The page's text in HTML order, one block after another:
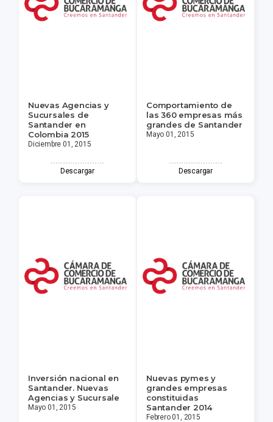
Nuevas Agencias y
Sucursales de
Santander en
Colombia 2015
Diciembre 01, 2015
Descargar
Comportamiento de
las 360 empresas más
grandes de Santander
Mayo 01, 2015
Descargar
Inversión nacional en
Santander. Nuevas
Agencias y Sucursale
Mayo 01, 2015
Nuevas pymes y
grandes empresas
constituidas
Santander 2014
Febrero 01, 2015